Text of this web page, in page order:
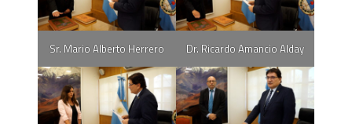
Sr. Mario Alberto Herrero Dr. Ricardo Amancio Alday